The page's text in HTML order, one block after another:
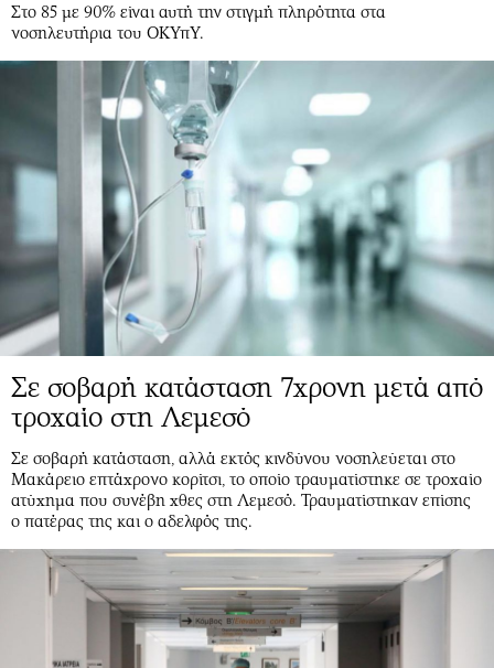
Κόσμος
Παράξενα
Πολιτισμός
Θέατρο-Χορός
Βιβλίο
Χειρόγραφα
Έξοδος
Media
Εκπομπές
Wine routes
Podcasts
Uncut
Προσφορές
Προσωπικότητες στην ''Κ''
Επιστολές
Στο 85 με 90% είναι αυτή την στιγμή πληρότητα στα
νοσηλευτήρια του ΟΚΥπΥ.
Σε σοβαρή κατάσταση 7χρονη μετά από
τροχαίο στη Λεμεσό
Σε σοβαρή κατάσταση, αλλά εκτός κινδύνου νοσηλεύεται στο
Μακάρειο επτάχρονο κορίτσι, το οποίο τραυματίστηκε σε τροχαίο
ατύχημα που συνέβη χθες στη Λεμεσό. Τραυματίστηκαν επίσης
ο πατέρας της και ο αδελφός της.